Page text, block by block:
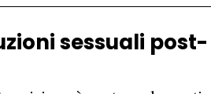
sessuali post-